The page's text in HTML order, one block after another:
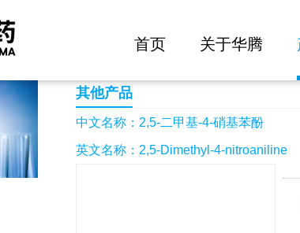
首页 关于华腾
2,5-二甲基-4-硝基苯酚
其他产品
中文名称：2,5-二甲基-4-硝基苯酚
英文名称：2,5-Dimethyl-4-nitroaniline